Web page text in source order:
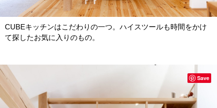
CUBEキッチンはこだわりの一つ。ハイスツールも時間をかけ
て探したお気に入りのもの。
Save